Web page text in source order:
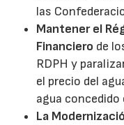
las
Mantener el
Financiero de
RDPH y
el precio del
agua
La